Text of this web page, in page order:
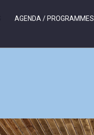
AGENDA / PROGRAMMES